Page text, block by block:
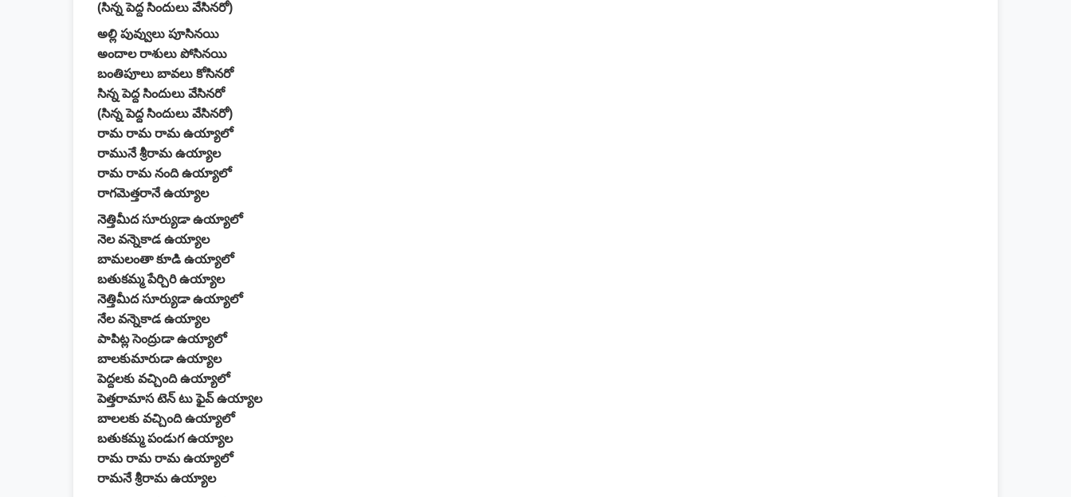
(సిన్న పెద్ద సిందులు వేసినరో)
అల్లి పువ్వులు పూసినయి
అందాల రాశులు పోసినయి
బంతిపూలు బావలు కోసినరో
సిన్న పెద్ద సిందులు వేసినరో
(సిన్న పెద్ద సిందులు వేసినరో)
రామ రామ రామ ఉయ్యాలో
రామునే శ్రీరామ ఉయ్యాల
రామ రామ నంది ఉయ్యాలో
రాగమెత్తరానే ఉయ్యాల
నెత్తిమీద సూర్యుడా ఉయ్యాలో
నెల వన్నెకాడ ఉయ్యాల
బామలంతా కూడి ఉయ్యాలో
బతుకమ్మ పేర్చిరి ఉయ్యాల
నెత్తిమీద సూర్యుడా ఉయ్యాలో
నేల వన్నెకాడ ఉయ్యాల
పాపిట్ల సెంద్రుడా ఉయ్యాలో
బాలకుమారుడా ఉయ్యాల
పెద్దలకు వచ్చింది ఉయ్యాలో
పెత్తరామాస టెన్ టు ఫైవ్ ఉయ్యాల
బాలలకు వచ్చింది ఉయ్యాలో
బతుకమ్మ పండుగ ఉయ్యాల
రామ రామ రామ ఉయ్యాలో
రామనే శ్రీరామ ఉయ్యాల